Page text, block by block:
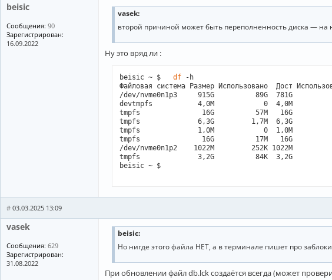
beisic
Сообщения: 90
Зарегистрирован:
16.09.2022
vasek:
второй причиной может быть переполненность диска — на
Ну это вряд ли :
beisic ~ $ df -h
Файловая система Размер Использовано  Дост
/dev/nvme0n1p3     915G          89G  781G
devtmpfs           4,0M            0  4,0M
tmpfs               16G          57M   16G
tmpfs              6,3G         1,7M  6,3G
tmpfs              1,0M            0  1,0M
tmpfs               16G          17M   16G
/dev/nvme0n1p2    1022M         252K 1022M
tmpfs              3,2G          84K  3,2G
beisic ~ $
vasek
Сообщения: 629
Зарегистрирован:
31.08.2022
# 03.03.2025 13:09
beisic:
Но нигде этого файла НЕТ, а в терминале пишет про
При обновлении файл db.lck создаётся всегда (может